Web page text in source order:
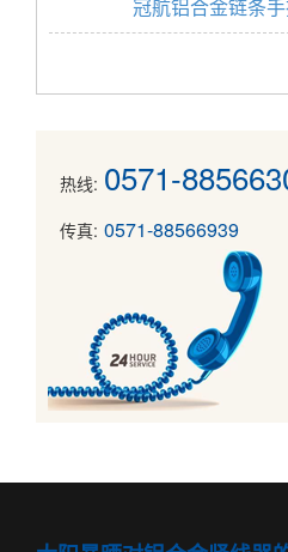
冠航铝合金链条
热线: 0571-
传真: 0571-88566939